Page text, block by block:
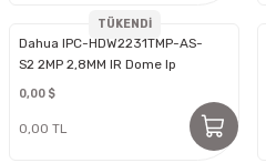
TÜKENDİ
Dahua IPC-HDW2231TMP-AS-
S2 2MP 2,8MM IR Dome Ip
Kamera
0,00 $
0,00 TL